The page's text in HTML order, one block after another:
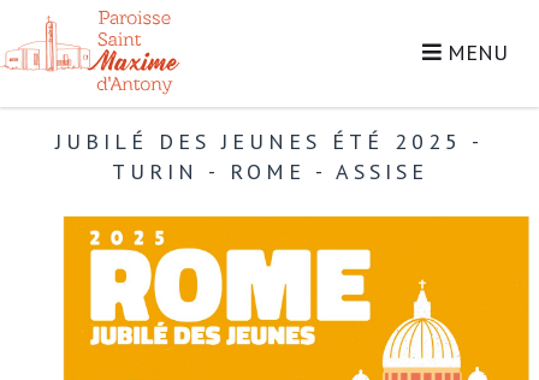
MENU
JUBILÉ DES JEUNES ÉTÉ 2025 -
TURIN - ROME - ASSISE